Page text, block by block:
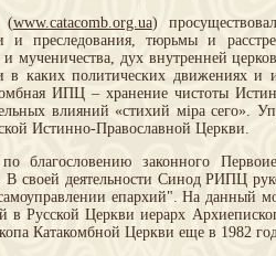
(www.catacomb.org.ua)
и преследования, тюрьмы и
и мученичества, дух внутренней
каких политических движениях и
ИПЦ – хранение чистоты
влияний «стихий мiра сего».
Истинно-Православной Церкви.
благословению законного
своей деятельности Синод РИПЦ
епархий". На данный
в Русской Церкви иерарх
Катакомбной Церкви еще в 1982